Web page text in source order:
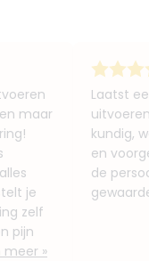
maar
je
zelf
pijn
meer »
Laatst
kundig,
en
de